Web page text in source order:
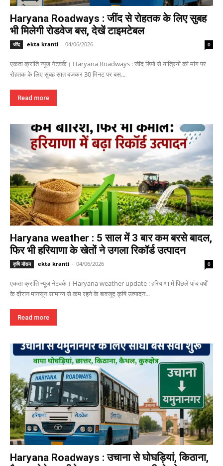
Haryana Roadways : जींद से रोहतक के लिए सुबह
भी मिलेगी रोडवेज बस, देखें टाइमटेबल
जींद ekta kranti - 04/06/2026 0
एकता क्रांति न्यूज नेटवर्क। Haryana Roadways : जींद डिपो से यात्रियों की मांग पर
रोहतक के लिए सुबह सात बजकर 30 मिनट पर बस...
Read more
Haryana weather : 5 साल में 3 बार कम बरसे बादल,
फिर भी हरियाणा के खेतों ने उगला रिकॉर्ड उत्पादन
कृषि मौसम ekta kranti - 04/06/2026 0
एकता क्रांति न्यूज नेटवर्क। Haryana weather update : हरियाणा में पिछले पांच वर्षों
के दौरान मानसून सामान्य से कम रहने के बावजूद कृषि उत्पादन...
Read more
Haryana Roadways : उचाना से घोघड़ियां, किठाना,